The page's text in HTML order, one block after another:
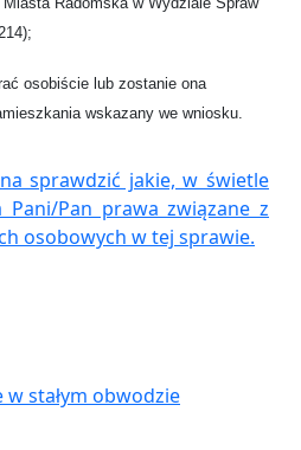
osobiście lub zostanie ona
wskazany we wniosku.
sprawdzić jakie, w świetle
Pani/Pan prawa związane z
osobowych w tej sprawie.
stałym obwodzie